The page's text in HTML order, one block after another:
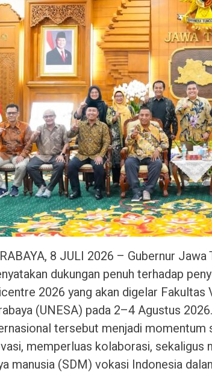
8 JULI 2026 – Gubernur
dukungan penuh terhadap
2026 yang akan digelar
(UNESA) pada 2–4 Agustus
tersebut menjadi
memperluas kolaborasi, sekaligus
manusia (SDM) vokasi Indonesia